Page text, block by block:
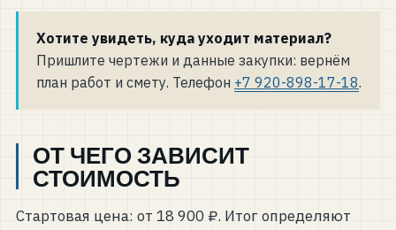
Хотите увидеть, куда уходит материал?
Пришлите чертежи и данные закупки: вернём
план работ и смету. Телефон +7 920-898-17-18.
ОТ ЧЕГО ЗАВИСИТ
СТОИМОСТЬ
Стартовая цена: от 18 900 ₽. Итог определяют